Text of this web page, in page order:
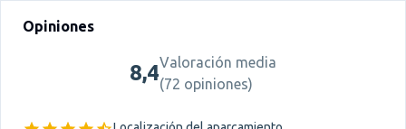
Opiniones
8,4Valoración media
(72 opiniones)